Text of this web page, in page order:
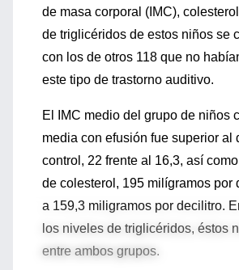
de masa corporal (IMC),
de triglicéridos de estos niños se
con los de otros 118 que no
este tipo de trastorno auditivo.
El IMC medio del grupo de niños
media con efusión fue superior al
control, 22 frente al 16,3, así
de colesterol, 195 milígramos por
a 159,3 miligramos por decilitro.
los niveles de triglicéridos, éstos
entre ambos grupos.